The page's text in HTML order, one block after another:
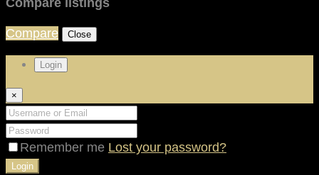
Compare listings
Compare Close
Login
×
Remember me Lost your password?
Login